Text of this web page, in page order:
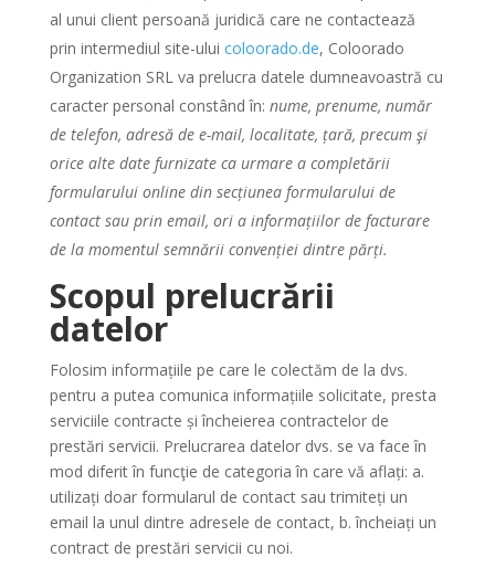
al unui client persoană juridică care ne contactează
prin intermediul site-ului coloorado.de, Coloorado
Organization SRL va prelucra datele dumneavoastră cu
caracter personal constând în: nume, prenume, număr
de telefon, adresă de e-mail, localitate, țară, precum şi
orice alte date furnizate ca urmare a completării
formularului online din secțiunea formularului de
contact sau prin email, ori a informațiilor de facturare
de la momentul semnării convenției dintre părți.
Scopul prelucrării
datelor
Folosim informațiile pe care le colectăm de la dvs.
pentru a putea comunica informațiile solicitate, presta
serviciile contracte și încheierea contractelor de
prestări servicii. Prelucrarea datelor dvs. se va face în
mod diferit în funcţie de categoria în care vă aflați: a.
utilizați doar formularul de contact sau trimiteți un
email la unul dintre adresele de contact, b. încheiați un
contract de prestări servicii cu noi.